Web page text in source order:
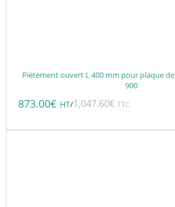
Piètement ouvert L 400 mm pour plaque de
900
873.00€ HT/1,047.60€ TTC